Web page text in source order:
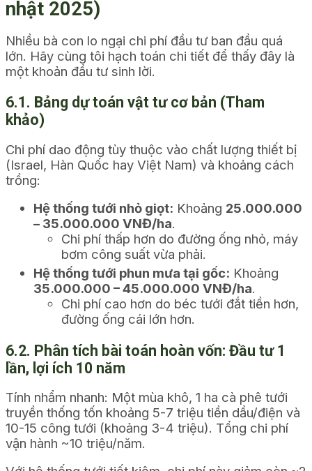
nhật 2025)
Nhiều bà con lo ngại chi phí đầu tư ban đầu quá
lớn. Hãy cùng tôi hạch toán chi tiết để thấy đây là
một khoản đầu tư sinh lời.
6.1. Bảng dự toán vật tư cơ bản (Tham
khảo)
Chi phí dao động tùy thuộc vào chất lượng thiết bị
(Israel, Hàn Quốc hay Việt Nam) và khoảng cách
trồng:
Hệ thống tưới nhỏ giọt: Khoảng 25.000.000
– 35.000.000 VNĐ/ha.
Chi phí thấp hơn do đường ống nhỏ, máy
bơm công suất vừa phải.
Hệ thống tưới phun mưa tại gốc: Khoảng
35.000.000 – 45.000.000 VNĐ/ha.
Chi phí cao hơn do béc tưới đắt tiền hơn,
đường ống cái lớn hơn.
6.2. Phân tích bài toán hoàn vốn: Đầu tư 1
lần, lợi ích 10 năm
Tính nhẩm nhanh: Một mùa khô, 1 ha cà phê tưới
truyền thống tốn khoảng 5-7 triệu tiền dầu/điện và
10-15 công tưới (khoảng 3-4 triệu). Tổng chi phí
vận hành ~10 triệu/năm.